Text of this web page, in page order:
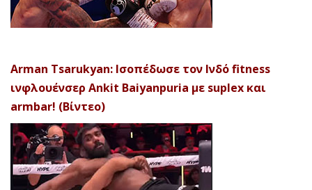
Arman Tsarukyan: Ισοπέδωσε τον Ινδό fitness
ινφλουένσερ Ankit Baiyanpuria με suplex και
armbar! (Βίντεο)